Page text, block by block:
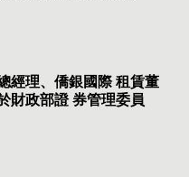
經理、僑銀國際 租賃董
財政部證 券管理委員